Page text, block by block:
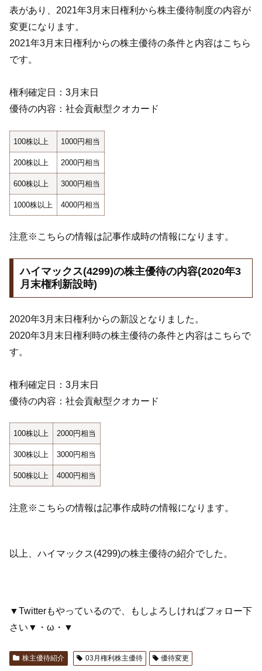
表があり、2021年3月末日権利から株主優待制度の内容が
変更になります。
2021年3月末日権利からの株主優待の条件と内容はこちら
です。
権利確定日：3月末日
優待の内容：社会貢献型クオカード
100株以上 1000円相当
200株以上 2000円相当
600株以上 3000円相当
1000株以上 4000円相当
注意※こちらの情報は記事作成時の情報になります。
ハイマックス(4299)の株主優待の内容(2020年3
月末権利新設時)
2020年3月末日権利からの新設となりました。
2020年3月末日権利時の株主優待の条件と内容はこちらで
す。
権利確定日：3月末日
優待の内容：社会貢献型クオカード
100株以上 2000円相当
300株以上 3000円相当
500株以上 4000円相当
注意※こちらの情報は記事作成時の情報になります。
以上、ハイマックス(4299)の株主優待の紹介でした。
▼Twitterもやっているので、もしよろしければフォロー下
さい▼・ω・▼
株主優待紹介 03月権利株主優待 優待変更